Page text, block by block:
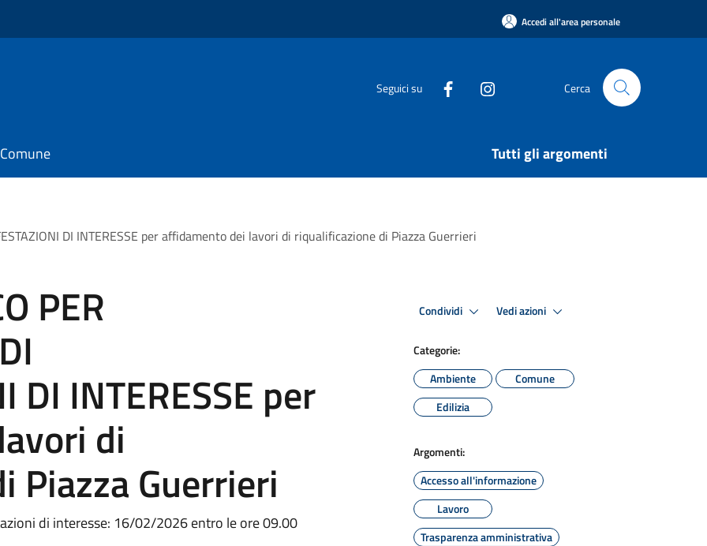
Accedi all'area personale
Seguici su Cerca
Tutti gli argomenti
DI INTERESSE per affidamento dei lavori di riqualificazione di Piazza Guerrieri
PER
DI INTERESSE per
di
Piazza Guerrieri
di interesse: 16/02/2026 entro le ore 09.00
Condividi Vedi azioni
Categorie:
Ambiente
Comune
Edilizia
Argomenti:
Accesso all'informazione
Lavoro
Trasparenza amministrativa